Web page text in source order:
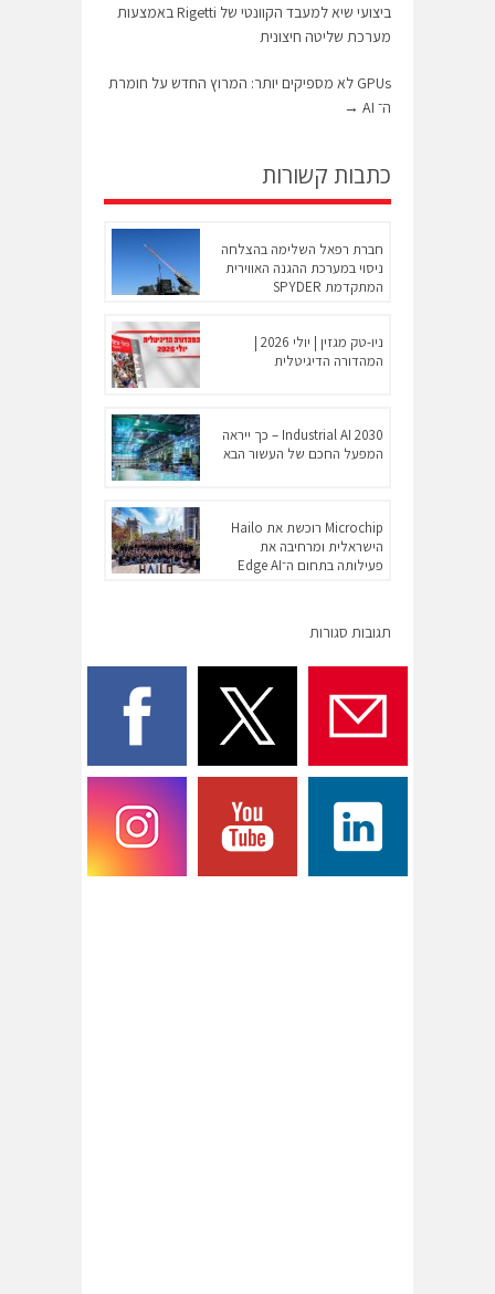
ביצועי שיא למעבד הקוונטי של Rigetti באמצעות
מערכת שליטה חיצונית
GPUs לא מספיקים יותר: המרוץ החדש על חומרת
ה־ AI
→
כתבות קשורות
חברת רפאל השלימה בהצלחה
ניסוי במערכת ההגנה האווירית
המתקדמת SPYDER
ניו-טק מגזין | יולי 2026 |
המהדורה הדיגיטלית
Industrial AI 2030 – כך ייראה
המפעל החכם של העשור הבא
Microchip רוכשת את Hailo
הישראלית ומרחיבה את
פעילותה בתחום ה־Edge AI
תגובות סגורות